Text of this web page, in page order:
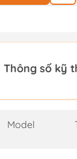
Thông số kỹ
Model